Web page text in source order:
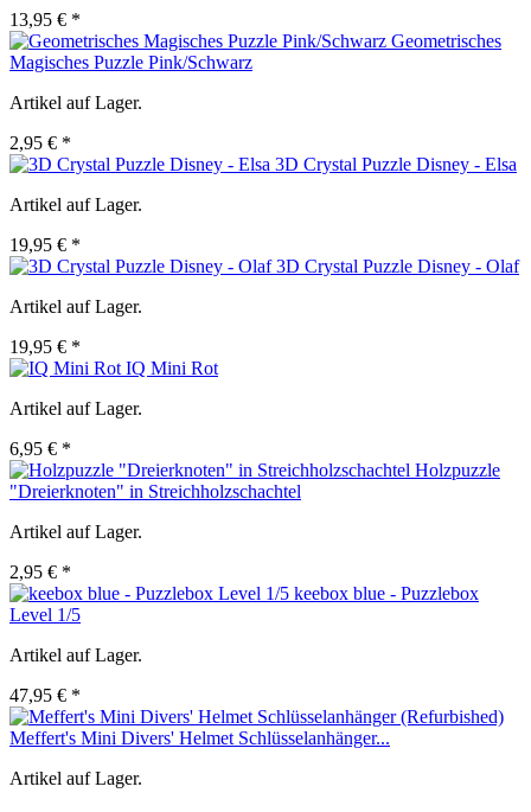
13,95 € *
Geometrisches
Magisches Puzzle Pink/Schwarz
Artikel auf Lager.
2,95 € *
3D Crystal Puzzle Disney - Elsa
Artikel auf Lager.
19,95 € *
3D Crystal Puzzle Disney - Olaf
Artikel auf Lager.
19,95 € *
IQ Mini Rot
Artikel auf Lager.
6,95 € *
Holzpuzzle
"Dreierknoten" in Streichholzschachtel
Artikel auf Lager.
2,95 € *
keebox blue - Puzzlebox
Level 1/5
Artikel auf Lager.
47,95 € *
Meffert's Mini Divers' Helmet Schlüsselanhänger...
Artikel auf Lager.